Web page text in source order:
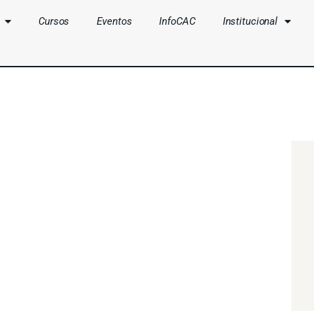
Cursos Eventos InfoCAC Institucional